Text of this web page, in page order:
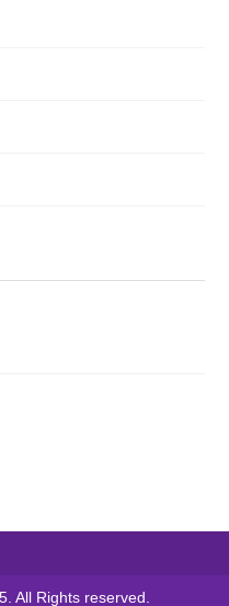
All Rights reserved.